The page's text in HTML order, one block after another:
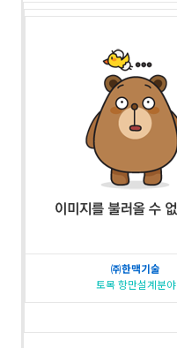
㈜한맥기술
토목 항만설계분야